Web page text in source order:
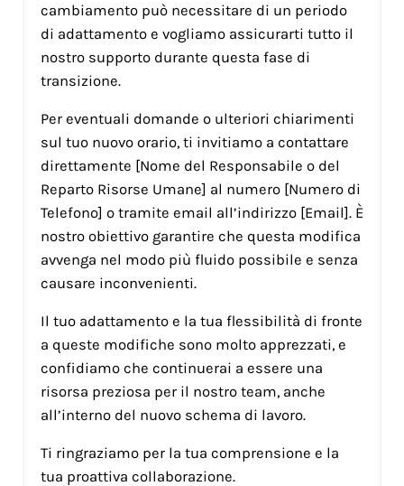
cambiamento può necessitare di un periodo
di adattamento e vogliamo assicurarti tutto il
nostro supporto durante questa fase di
transizione.
Per eventuali domande o ulteriori chiarimenti
sul tuo nuovo orario, ti invitiamo a contattare
direttamente [Nome del Responsabile o del
Reparto Risorse Umane] al numero [Numero di
Telefono] o tramite email all’indirizzo [Email]. È
nostro obiettivo garantire che questa modifica
avvenga nel modo più fluido possibile e senza
causare inconvenienti.
Il tuo adattamento e la tua flessibilità di fronte
a queste modifiche sono molto apprezzati, e
confidiamo che continuerai a essere una
risorsa preziosa per il nostro team, anche
all’interno del nuovo schema di lavoro.
Ti ringraziamo per la tua comprensione e la
tua proattiva collaborazione.